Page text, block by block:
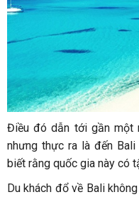
Điều đó dẫn tới gần một
nhưng thực ra là đến
biết rằng quốc gia này có
Du khách đổ về Bali